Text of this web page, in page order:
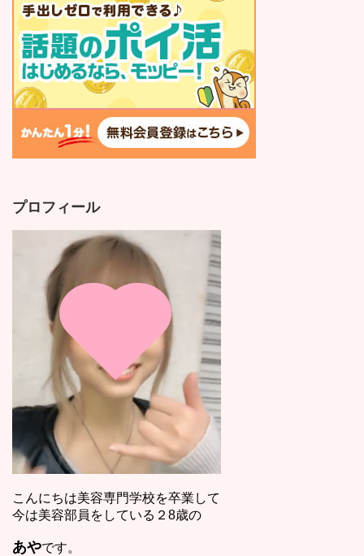
プロフィール
こんにちは美容専門学校を卒業して
今は美容部員をしている２8歳の
あやです。